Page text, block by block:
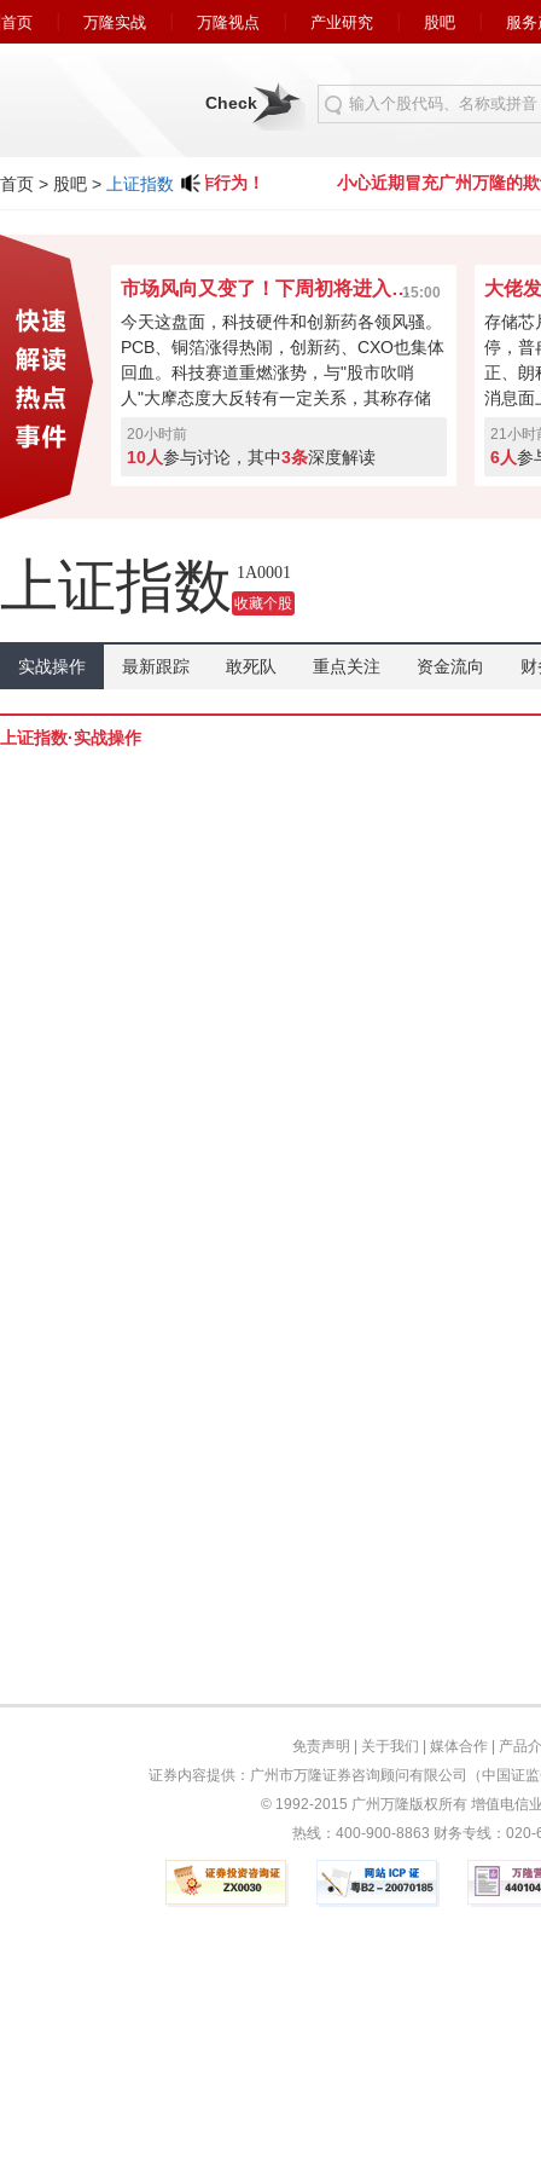
首页 万隆实战 万隆视点 产业研究 股吧 服
Check
首页 > 股吧 > 上证指数
近期冒充广州万隆的欺诈行为！ 小心近期冒充广州万隆的欺
市场风向又变了！下周初将进入关键窗口？15:00
今天这盘面，科技硬件和创新药各领风骚。
PCB、铜箔涨得热闹，创新药、CXO也集体
回血。科技赛道重燃涨势，与"股市吹哨
人"大摩态度大反转有一定关系，其称存储
最悲观过去，市场焦点要转向资本回馈，回
购、现金流或将成新催化。经过本周的连续
20小时前
10人参与讨论，其中3条深度解读
存储芯
停，普
正、朗
消息面
长速
芯片
21小时
6人参
上证指数 1A0001
收藏个股
实战操作 最新跟踪 敢死队 重点关注 资金流向
上证指数·实战操作
免责声明 关于我们 媒体合作
产品
证券内容提供：广州市万隆证券咨询顾问有限公司（中国证
© 1992-2015 广州万隆版权所有 增值电信
热线：400-900-8863 财务专线：